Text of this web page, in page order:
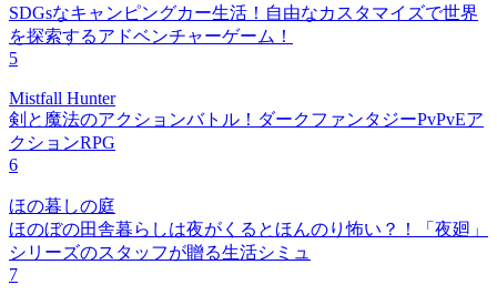
SDGsなキャンピングカー生活！自由なカスタマイズで世界
を探索するアドベンチャーゲーム！
5
Mistfall Hunter
剣と魔法のアクションバトル！ダークファンタジーPvPvEア
クションRPG
6
ほの暮しの庭
ほのぼの田舎暮らしは夜がくるとほんのり怖い？！「夜廻」
シリーズのスタッフが贈る生活シミュ
7